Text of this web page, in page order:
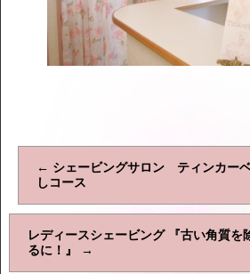
← シェービングサロン ティンカー
しコース
レディースシェービング 『古い角質を
るに！』
→